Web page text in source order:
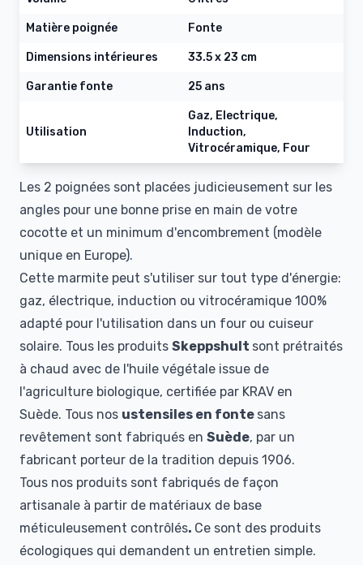
Matière poignée Fonte
Dimensions intérieures 33.5 x 23 cm
Garantie fonte 25 ans
Utilisation
Gaz, Electrique,
Induction,
Vitrocéramique, Four
Les 2 poignées sont placées judicieusement sur les
angles pour une bonne prise en main de votre
cocotte et un minimum d'encombrement (modèle
unique en Europe).
Cette marmite peut s'utiliser sur tout type d'énergie:
gaz, électrique, induction ou vitrocéramique 100%
adapté pour l'utilisation dans un four ou cuiseur
solaire. Tous les produits Skeppshult sont prétraités
à chaud avec de l'huile végétale issue de
l'agriculture biologique, certifiée par KRAV en
Suède. Tous nos ustensiles en fonte sans
revêtement sont fabriqués en Suède, par un
fabricant porteur de la tradition depuis 1906.
Tous nos produits sont fabriqués de façon
artisanale à partir de matériaux de base
méticuleusement contrôlés. Ce sont des produits
écologiques qui demandent un entretien simple.